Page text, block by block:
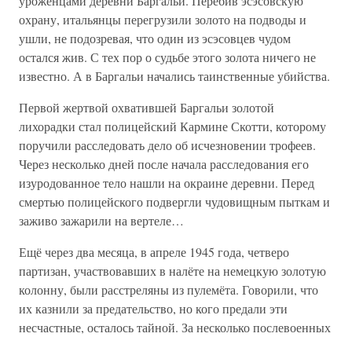
охрану, итальянцы перегрузили золото на подводы и
ушли, не подозревая, что один из эсэсовцев чудом
остался жив. С тех пор о судьбе этого золота ничего не
известно. А в Баргальи начались таинственные убийства.
Первой жертвой охватившей Баргальи золотой
лихорадки стал полицейский Кармине Скотти, которому
поручили расследовать дело об исчезновении трофеев.
Через несколько дней после начала расследования его
изуродованное тело нашли на окраине деревни. Перед
смертью полицейского подвергли чудовищным пыткам и
заживо зажарили на вертеле…
Ещё через два месяца, в апреле 1945 года, четверо
партизан, участвовавших в налёте на немецкую золотую
колонну, были расстреляны из пулемёта. Говорили, что
их казнили за предательство, но кого предали эти
несчастные, осталось тайной. За несколько послевоенных